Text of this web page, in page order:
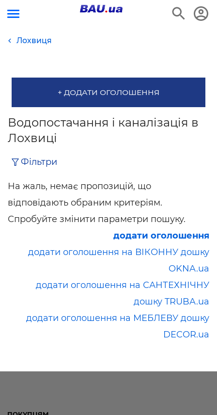
Лохвиця
+ ДОДАТИ ОГОЛОШЕННЯ
Водопостачання і каналізація в
Лохвиці
Фільтри
На жаль, немає пропозицій, що
відповідають обраним критеріям.
Спробуйте змінити параметри пошуку.
додати оголошення
додати оголошення на ВІКОННУ дошку
OKNA.ua
додати оголошення на САНТЕХНІЧНУ
дошку TRUBA.ua
додати оголошення на МЕБЛЕВУ дошку
DECOR.ua